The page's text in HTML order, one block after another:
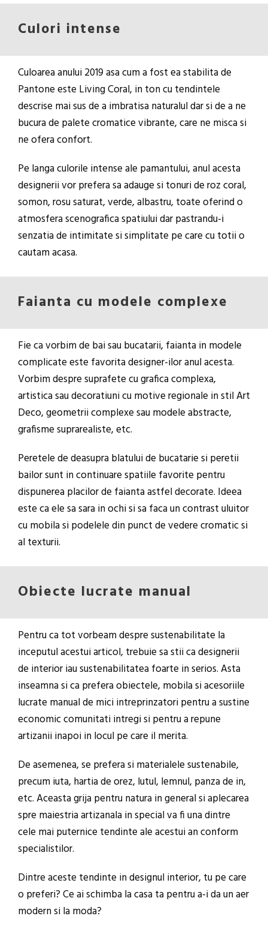
Culori intense
Culoarea anului 2019 asa cum a fost ea stabilita de
Pantone este Living Coral, in ton cu tendintele
descrise mai sus de a imbratisa naturalul dar si de a ne
bucura de palete cromatice vibrante, care ne misca si
ne ofera confort.
Pe langa culorile intense ale pamantului, anul acesta
designerii vor prefera sa adauge si tonuri de roz coral,
somon, rosu saturat, verde, albastru, toate oferind o
atmosfera scenografica spatiului dar pastrandu-i
senzatia de intimitate si simplitate pe care cu totii o
cautam acasa.
Faianta cu modele complexe
Fie ca vorbim de bai sau bucatarii, faianta in modele
complicate este favorita designer-ilor anul acesta.
Vorbim despre suprafete cu grafica complexa,
artistica sau decoratiuni cu motive regionale in stil Art
Deco, geometrii complexe sau modele abstracte,
grafisme suprarealiste, etc.
Peretele de deasupra blatului de bucatarie si peretii
bailor sunt in continuare spatiile favorite pentru
dispunerea placilor de faianta astfel decorate. Ideea
este ca ele sa sara in ochi si sa faca un contrast uluitor
cu mobila si podelele din punct de vedere cromatic si
al texturii.
Obiecte lucrate manual
Pentru ca tot vorbeam despre sustenabilitate la
inceputul acestui articol, trebuie sa stii ca designerii
de interior iau sustenabilitatea foarte in serios. Asta
inseamna si ca prefera obiectele, mobila si acesoriile
lucrate manual de mici intreprinzatori pentru a sustine
economic comunitati intregi si pentru a repune
artizanii inapoi in locul pe care il merita.
De asemenea, se prefera si materialele sustenabile,
precum iuta, hartia de orez, lutul, lemnul, panza de in,
etc. Aceasta grija pentru natura in general si aplecarea
spre maiestria artizanala in special va fi una dintre
cele mai puternice tendinte ale acestui an conform
specialistilor.
Dintre aceste tendinte in designul interior, tu pe care
o preferi? Ce ai schimba la casa ta pentru a-i da un aer
modern si la moda?